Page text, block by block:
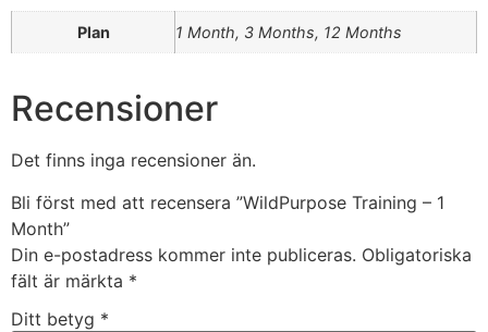
Plan 1 Month, 3 Months, 12 Months
Recensioner
Det finns inga recensioner än.
Bli först med att recensera ”WildPurpose Training – 1
Month”
Din e-postadress kommer inte publiceras. Obligatoriska
fält är märkta *
Ditt betyg *